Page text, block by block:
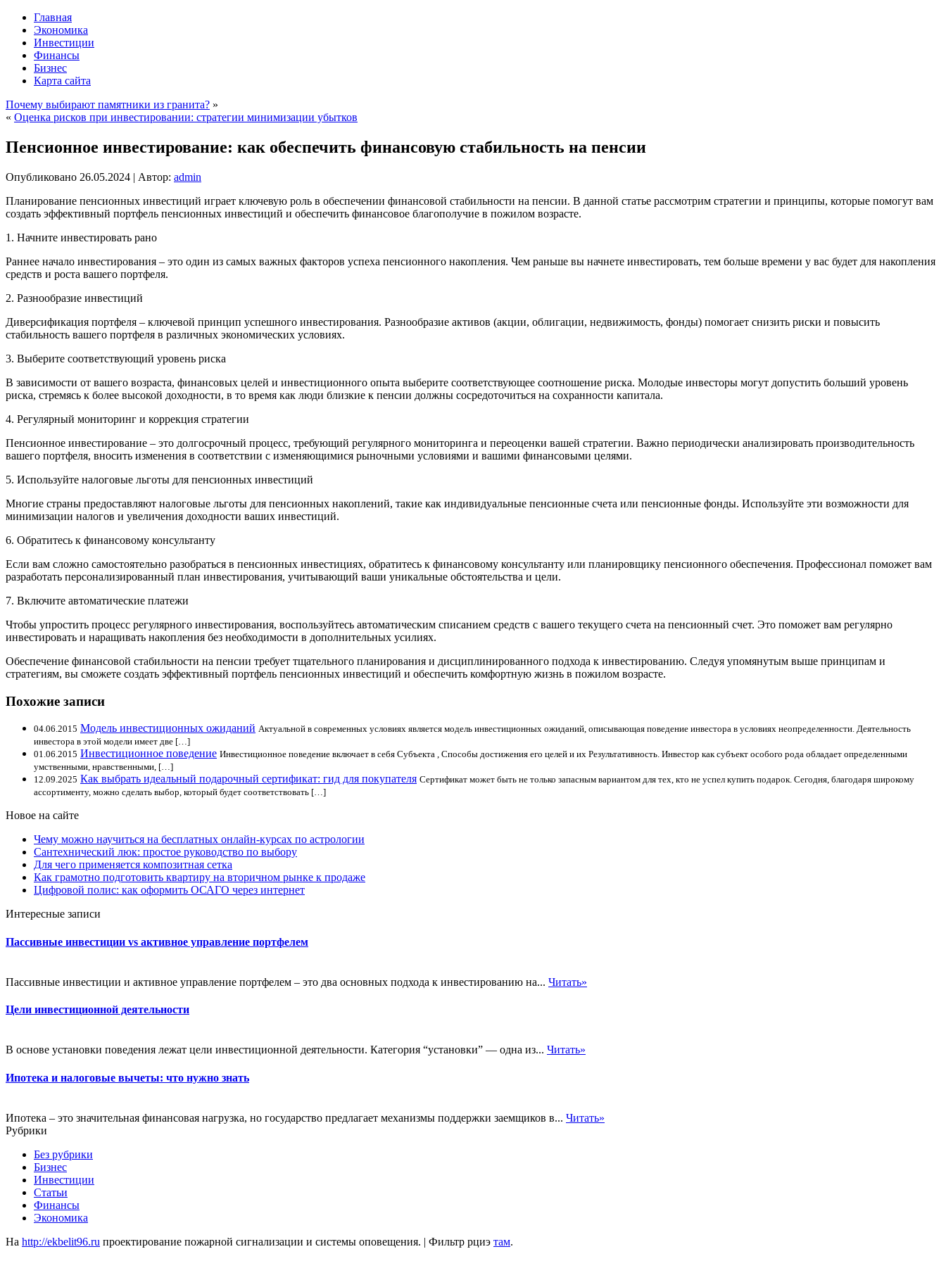
Главная
Экономика
Инвестиции
Финансы
Бизнес
Карта сайта
Почему выбирают памятники из гранита? »
« Оценка рисков при инвестировании: стратегии минимизации убытков
Пенсионное инвестирование: как обеспечить финансовую стабильность на пенсии
Опубликовано 26.05.2024 | Автор: admin
Планирование пенсионных инвестиций играет ключевую роль в обеспечении финансовой стабильности на пенсии. В данной статье рассмотрим стратегии и принципы, которые помогут вам
создать эффективный портфель пенсионных инвестиций и обеспечить финансовое благополучие в пожилом возрасте.
1. Начните инвестировать рано
Раннее начало инвестирования – это один из самых важных факторов успеха пенсионного накопления. Чем раньше вы начнете инвестировать, тем больше времени у вас будет для накопления
средств и роста вашего портфеля.
2. Разнообразие инвестиций
Диверсификация портфеля – ключевой принцип успешного инвестирования. Разнообразие активов (акции, облигации, недвижимость, фонды) помогает снизить риски и повысить
стабильность вашего портфеля в различных экономических условиях.
3. Выберите соответствующий уровень риска
В зависимости от вашего возраста, финансовых целей и инвестиционного опыта выберите соответствующее соотношение риска. Молодые инвесторы могут допустить больший уровень
риска, стремясь к более высокой доходности, в то время как люди близкие к пенсии должны сосредоточиться на сохранности капитала.
4. Регулярный мониторинг и коррекция стратегии
Пенсионное инвестирование – это долгосрочный процесс, требующий регулярного мониторинга и переоценки вашей стратегии. Важно периодически анализировать производительность
вашего портфеля, вносить изменения в соответствии с изменяющимися рыночными условиями и вашими финансовыми целями.
5. Используйте налоговые льготы для пенсионных инвестиций
Многие страны предоставляют налоговые льготы для пенсионных накоплений, такие как индивидуальные пенсионные счета или пенсионные фонды. Используйте эти возможности для
минимизации налогов и увеличения доходности ваших инвестиций.
6. Обратитесь к финансовому консультанту
Если вам сложно самостоятельно разобраться в пенсионных инвестициях, обратитесь к финансовому консультанту или планировщику пенсионного обеспечения. Профессионал поможет вам
разработать персонализированный план инвестирования, учитывающий ваши уникальные обстоятельства и цели.
7. Включите автоматические платежи
Чтобы упростить процесс регулярного инвестирования, воспользуйтесь автоматическим списанием средств с вашего текущего счета на пенсионный счет. Это поможет вам регулярно
инвестировать и наращивать накопления без необходимости в дополнительных усилиях.
Обеспечение финансовой стабильности на пенсии требует тщательного планирования и дисциплинированного подхода к инвестированию. Следуя упомянутым выше принципам и
стратегиям, вы сможете создать эффективный портфель пенсионных инвестиций и обеспечить комфортную жизнь в пожилом возрасте.
Похожие записи
04.06.2015 Модель инвестиционных ожиданий Актуальной в современных условиях является модель инвестиционных ожиданий, описывающая поведение инвестора в условиях неопределенности. Деятельность
инвестора в этой модели имеет две […]
01.06.2015 Инвестиционное поведение Инвестиционное поведение включает в себя Субъекта , Способы достижения его целей и их Результативность. Инвестор как субъект особого рода обладает определенными
умственными, нравственными, […]
12.09.2025 Как выбрать идеальный подарочный сертификат: гид для покупателя Сертификат может быть не только запасным вариантом для тех, кто не успел купить подарок. Сегодня, благодаря широкому
ассортименту, можно сделать выбор, который будет соответствовать […]
Новое на сайте
Чему можно научиться на бесплатных онлайн-курсах по астрологии
Сантехнический люк: простое руководство по выбору
Для чего применяется композитная сетка
Как грамотно подготовить квартиру на вторичном рынке к продаже
Цифровой полис: как оформить ОСАГО через интернет
Интересные записи
Пассивные инвестиции vs активное управление портфелем
Пассивные инвестиции и активное управление портфелем – это два основных подхода к инвестированию на... Читать»
Цели инвестиционной деятельности
В основе установки поведения лежат цели инвестиционной деятельности. Категория “установки” — одна из... Читать»
Ипотека и налоговые вычеты: что нужно знать
Ипотека – это значительная финансовая нагрузка, но государство предлагает механизмы поддержки заемщиков в... Читать»
Рубрики
Без рубрики
Бизнес
Инвестиции
Статьи
Финансы
Экономика
На http://ekbelit96.ru проектирование пожарной сигнализации и системы оповещения. | Фильтр рциэ там.